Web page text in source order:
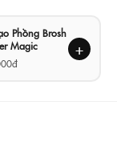
Phồng Brosh
Magic
+